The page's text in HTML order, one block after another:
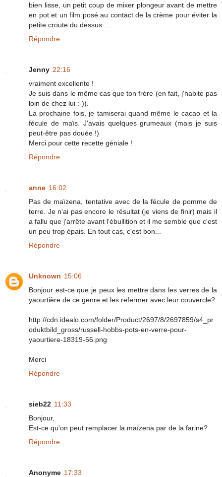
bien lisse, un petit coup de mixer plongeur avant de mettre
en pot et un film posé au contact de la crème pour éviter la
petite croute du dessus ...
Répondre
Jenny 22:16
vraiment excellente !
Je suis dans le même cas que ton frère (en fait, j'habite pas
loin de chez lui :-)).
La prochaine fois, je tamiserai quand même le cacao et la
fécule de maïs. J'avais quelques grumeaux (mais je suis
peut-être pas douée !)
Merci pour cette recette géniale !
Répondre
anne 16:02
Pas de maïzena, tentative avec de la fécule de pomme de
terre. Je n'ai pas encore le résultat (je viens de finir) mais il
a fallu que j'arrête avant l'ébullition et il me semble que c'est
un peu trop épais. En tout cas, c'est bon...
Répondre
Unknown 15:06
Bonjour est-ce que je peux les mettre dans les verres de la
yaourtière de ce genre et les refermer avec leur couvercle?
http://cdn.idealo.com/folder/Product/2697/8/2697859/s4_pr
oduktbild_gross/russell-hobbs-pots-en-verre-pour-
yaourtiere-18319-56.png
Merci
Répondre
sieb22 11:33
Bonjour,
Est-ce qu'on peut remplacer la maïzena par de la farine?
Répondre
Anonyme 17:33